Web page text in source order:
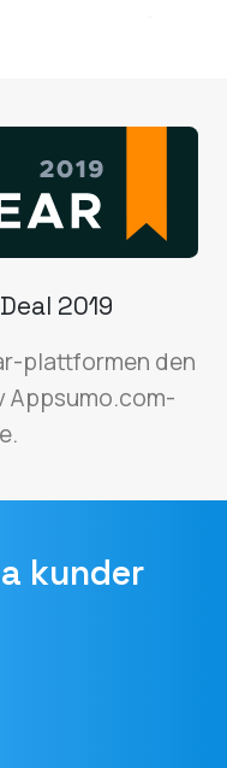
2019
plattformen den
Appsumo.com-
kunder